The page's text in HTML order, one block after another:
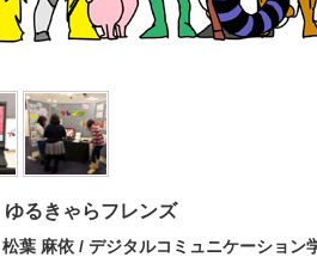
るきゃらフレンズ
葉 麻依 / デジタルコミュニケーション